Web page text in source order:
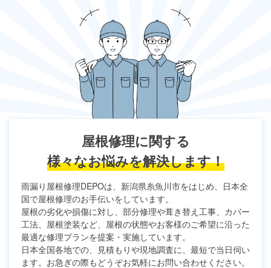
屋根修理に関する
様々なお悩みを解決します！
雨漏り屋根修理DEPOは、新潟県糸魚川市をはじめ、日本全
国で屋根修理のお手伝いをしています。
屋根の劣化や損傷に対し、部分修理や葺き替え工事、カバー
工法、屋根塗装など、屋根の状態やお客様のご希望に沿った
最適な修理プランを提案・実施しています。
日本全国各地での、見積もりや現地調査に、最短で当日伺い
ます。お急ぎの際もどうぞお気軽にお問い合わせください。